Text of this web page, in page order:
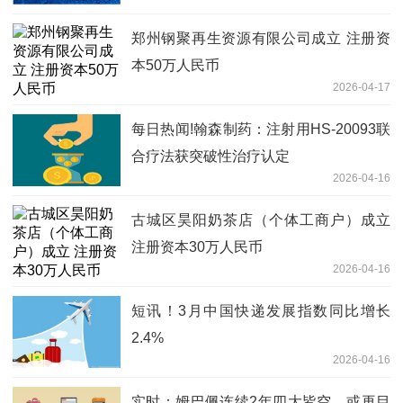
郑州钢聚再生资源有限公司成立 注册资
本50万人民币
2026-04-17
每日热闻!翰森制药：注射用HS-20093联
合疗法获突破性治疗认定
2026-04-16
古城区昊阳奶茶店（个体工商户）成立
注册资本30万人民币
2026-04-16
短讯！3月中国快递发展指数同比增长
2.4%
2026-04-16